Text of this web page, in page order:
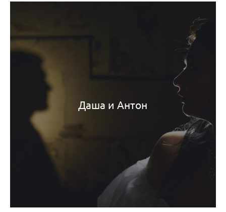
Даша и Антон